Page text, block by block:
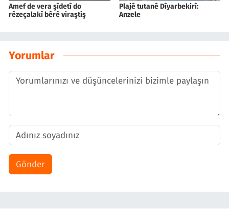
Amef de vera şîdetî do
rêzeçalakî bêrê viraştiş
Plajê tutanê Dîyarbekirî:
Anzele
Yorumlar
Gönder